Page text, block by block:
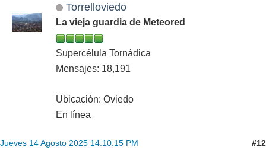
Torrelloviedo
La vieja guardia de Meteored
Supercélula Tornádica
Mensajes: 18,191
Ubicación: Oviedo
En línea
Jueves 14 Agosto 2025 14:10:15 PM #12